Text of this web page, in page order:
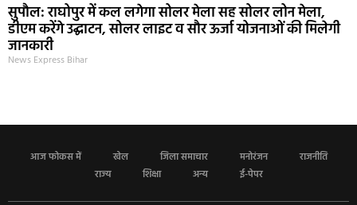
सुपौल: राघोपुर में कल लगेगा सोलर मेला सह सोलर लोन मेला,
डीएम करेंगे उद्घाटन, सोलर लाइट व सौर ऊर्जा योजनाओं की मिलेगी
जानकारी
News Express Bihar
आज फोकस में खेल जिला समाचार मनोरंजन
राजनीति
राज्य
शिक्षा अन्य ई-पेपर